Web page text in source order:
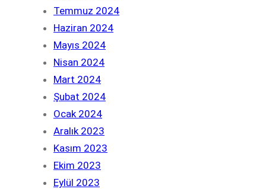
Temmuz 2024
Haziran 2024
Mayıs 2024
Nisan 2024
Mart 2024
Şubat 2024
Ocak 2024
Aralık 2023
Kasım 2023
Ekim 2023
Eylül 2023